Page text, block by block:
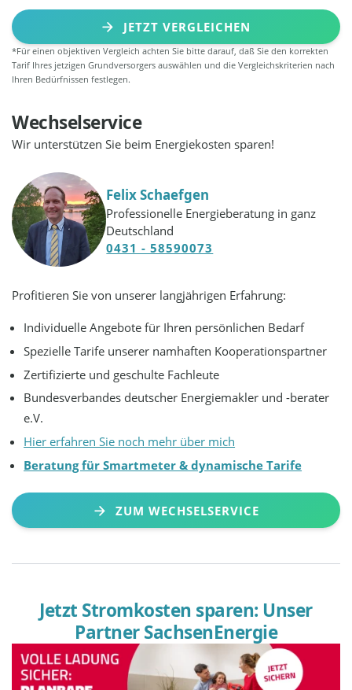
JETZT VERGLEICHEN
*Für einen objektiven Vergleich achten Sie bitte darauf, daß Sie den korrekten
Tarif Ihres jetzigen Grundversorgers auswählen und die Vergleichskriterien nach
Ihren Bedürfnissen festlegen.
Wechselservice
Wir unterstützen Sie beim Energiekosten sparen!
Felix Schaefgen
Professionelle Energieberatung in ganz
Deutschland
0431 - 58590073
Profitieren Sie von unserer langjährigen Erfahrung:
Individuelle Angebote für Ihren persönlichen Bedarf
Spezielle Tarife unserer namhaften Kooperationspartner
Zertifizierte und geschulte Fachleute
Bundesverbandes deutscher Energiemakler und -berater
e.V.
Hier erfahren Sie noch mehr über mich
Beratung für Smartmeter & dynamische Tarife
ZUM WECHSELSERVICE
Jetzt Stromkosten sparen: Unser
Partner SachsenEnergie